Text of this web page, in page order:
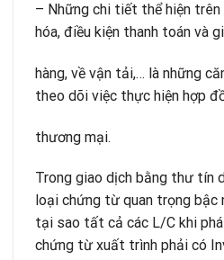
– Những chi tiết thể hiện trên
hóa, điều kiện thanh toán và
hàng, về vận tải,… là những
theo dõi việc thực hiện hợp
thương mại.
Trong giao dịch bằng thư tín
loại chứng từ quan trọng
tại sao tất cả các L/C khi
chứng từ xuất trình phải có